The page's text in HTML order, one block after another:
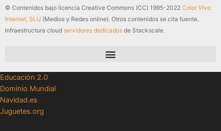
© Contenidos bajo licencia Creative Commons (CC) 1995-2022 Color Vivo
Internet, SLU (Medios y Redes online). Otros contenidos se cita fuente.
Infraestructura cloud servidores dedicados de Stackscale.
Educación 2.0
Dominio Mundial
Navidad.es
Juguetes.org